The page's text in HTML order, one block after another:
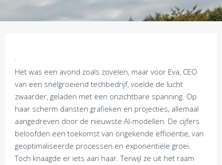
Het was een avond zoals zovelen, maar voor Eva, CEO
van een snelgroeiend techbedrijf, voelde de lucht
zwaarder, geladen met een onzichtbare spanning. Op
haar scherm dansten grafieken en projecties, allemaal
aangedreven door de nieuwste AI-modellen. De cijfers
beloofden een toekomst van ongekende efficiëntie, van
geoptimaliseerde processen en exponentiële groei.
Toch knaagde er iets aan haar. Terwijl ze uit het raam